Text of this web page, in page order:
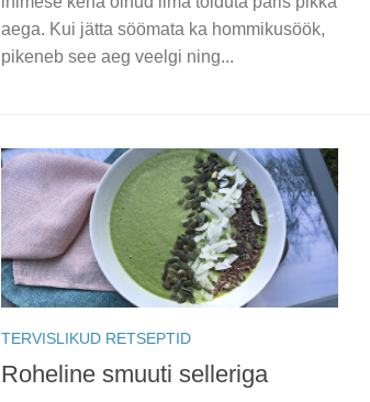
aega. Kui jätta söömata ka hommikusöök,
pikeneb see aeg veelgi ning...
TERVISLIKUD RETSEPTID
Roheline smuuti selleriga